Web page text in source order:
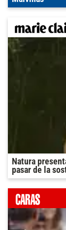
Natura
pasar de la